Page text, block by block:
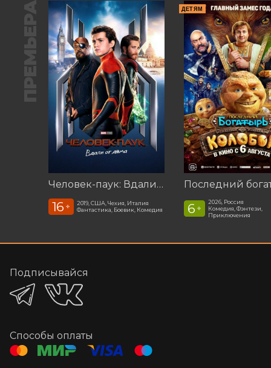
ПРЕМЬЕРА
Человек-паук: Вдали от дома (2019)
16 +
2019, США, Чехия, Италия
Фантастика, Боевик, Комедия
ДЕТЯМ
6 +
2026, Россия
Комедия, Фэнтези,
Приключения
Подписывайся
Способы оплаты